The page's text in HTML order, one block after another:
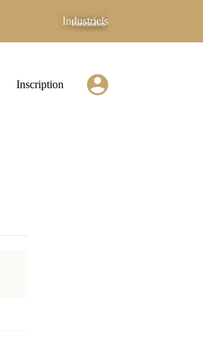
Industriels
Partenaires
Inscription